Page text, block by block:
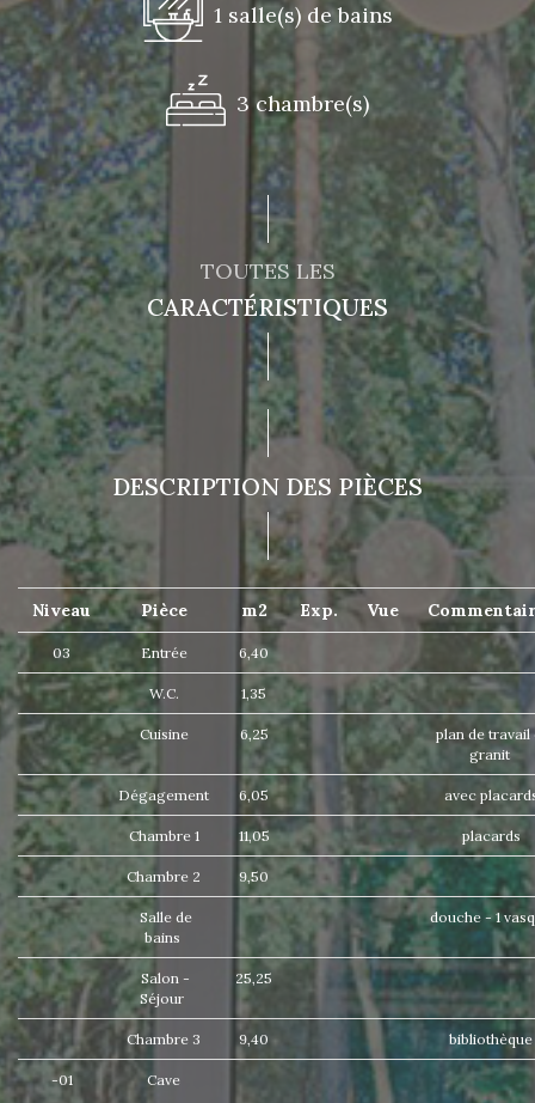
1 salle(s) de bains
3 chambre(s)
TOUTES LES
CARACTÉRISTIQUES
DESCRIPTION DES PIÈCES
Niveau Pièce m2 Exp. Vue
03 Entrée 6,40
W.C. 1,35
Cuisine 6,25
plan de travail
granit
Dégagement 6,05 avec
Chambre 1 11,05 placards
Chambre 2 9,50
Salle de
bains
douche - 1
Salon -
Séjour
25,25
Chambre 3 9,40 bibliothèque
-01 Cave